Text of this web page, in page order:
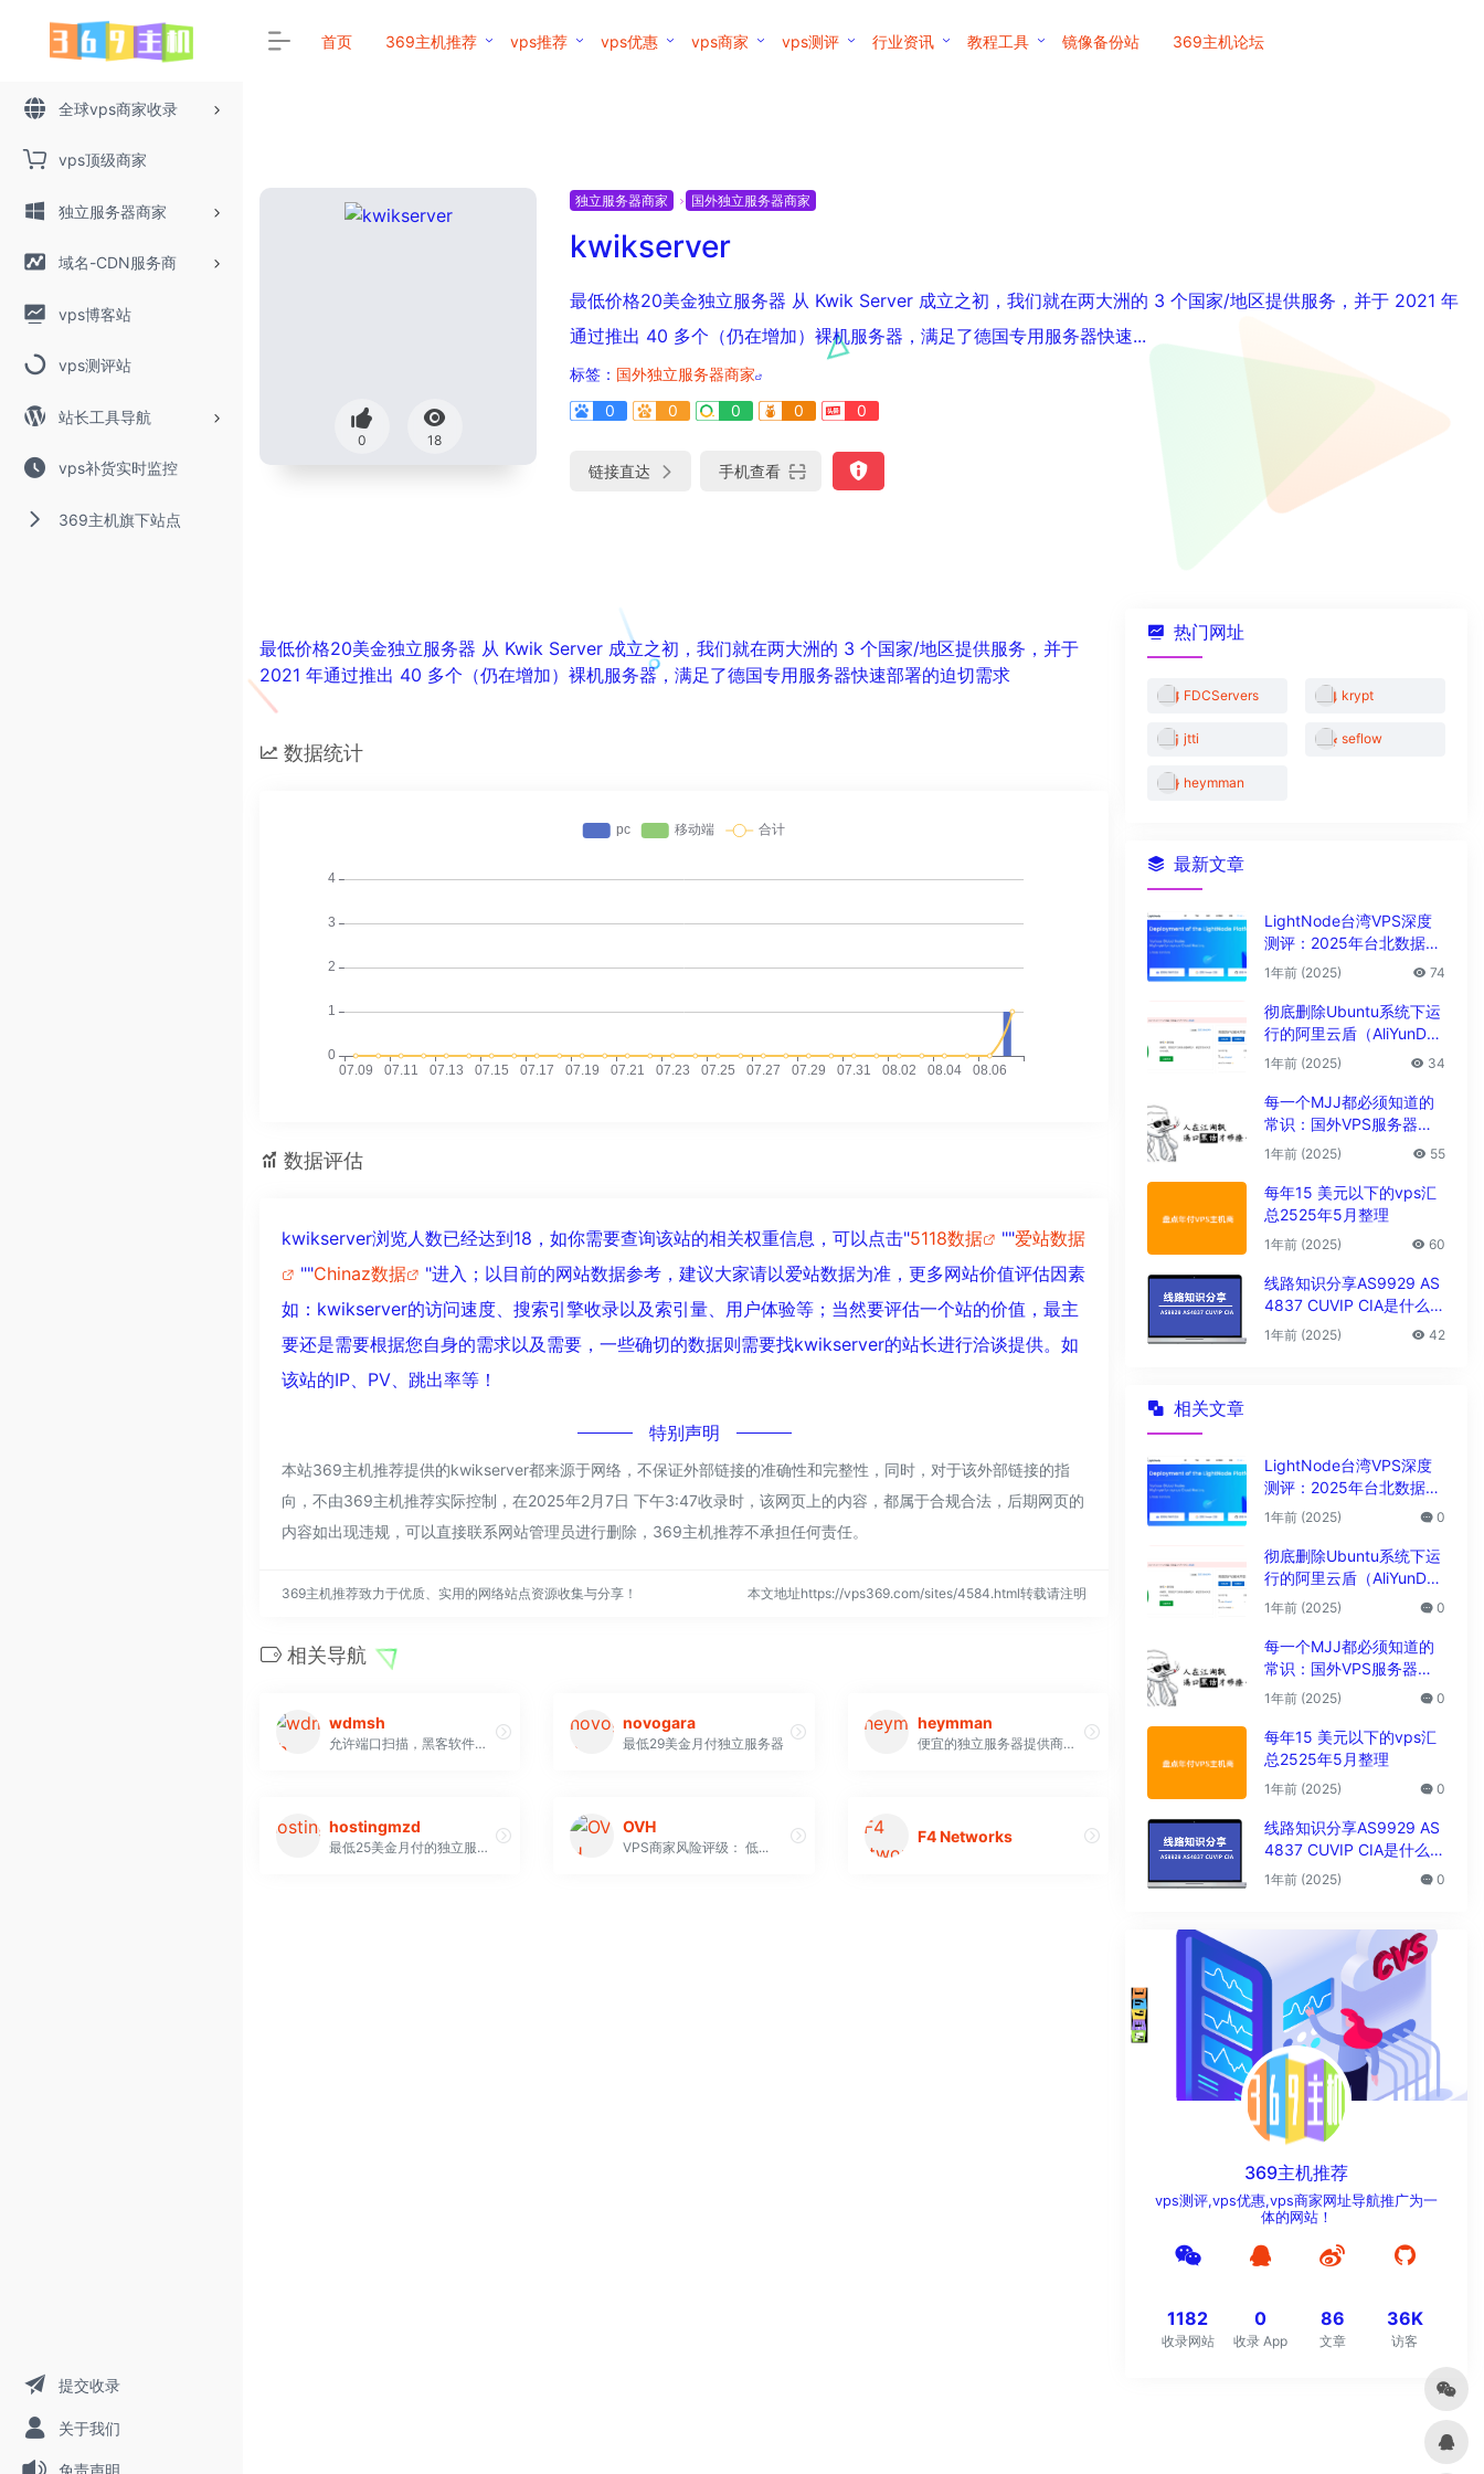
全球vps商家收录
vps顶级商家
独立服务器商家
域名-CDN服务商
vps博客站
vps测评站
站长工具导航
vps补货实时监控
369主机旗下站点
提交收录
关于我们
免责声明
首页 369主机推荐 vps推荐 vps优惠 vps商家 vps测评 行业资讯 教程工具 镜像备份站 369主机论坛
0 18
独立服务器商家 国外独立服务器商家
kwikserver
最低价格20美金独立服务器 从 Kwik Server 成立之初，我们就在两大洲的 3 个国家/地区提供服务，并于 2021 年
通过推出 40 多个（仍在增加）裸机服务器，满足了德国专用服务器快速...
标签： 国外独立服务器商家
0
0 0 0 0
链接直达 手机查看
最低价格20美金独立服务器 从 Kwik Server 成立之初，我们就在两大洲的 3 个国家/地区提供服务，并于
2021 年通过推出 40 多个（仍在增加）裸机服务器，满足了德国专用服务器快速部署的迫切需求
数据统计
数据评估
kwikserver浏览人数已经达到18，如你需要查询该站的相关权重信息，可以点击"5118数据 ""爱站数据
""Chinaz数据
"进入；以目前的网站数据参考，建议大家请以爱站数据为准，更多网站价值评估因素
如：kwikserver的访问速度、搜索引擎收录以及索引量、用户体验等；当然要评估一个站的价值，最主
要还是需要根据您自身的需求以及需要，一些确切的数据则需要找kwikserver的站长进行洽谈提供。如
该站的IP、PV、跳出率等！
特别声明
本站369主机推荐提供的kwikserver都来源于网络，不保证外部链接的准确性和完整性，同时，对于该外部链接的指
向，不由369主机推荐实际控制，在2025年2月7日 下午3:47收录时，该网页上的内容，都属于合规合法，后期网页的
内容如出现违规，可以直接联系网站管理员进行删除，369主机推荐不承担任何责任。
369主机推荐致力于优质、实用的网络站点资源收集与分享！ 本文地址https://vps369.com/sites/4584.html转载请注明
相关导航
wdmsh
允许端口扫描，黑客软件的vps提供商，提供100多个机房地点选择
novogara
最低29美金月付独立服务器
heymman
便宜的独立服务器提供商最低价格29美金月付g口服务器
hostingmzd
最低25美金月付的独立服务器
OVH
VPS商家风险评级： 低...
F4 Networks
热门网址
FDCServers krypt
jtti seflow
heymman
最新文章
LightNode台湾VPS深度
测评：2025年台北数据中
心vps性能与解锁能力全解
1年前 (2025) 74
彻底删除Ubuntu系统下运
行的阿里云盾（AliYunDu
n/Aegis）
1年前 (2025) 34
每一个MJJ都必须知道的
常识：国外VPS服务器圈
子黑话大全
1年前 (2025) 55
每年15 美元以下的vps汇
总2525年5月整理
1年前 (2025) 60
线路知识分享AS9929 AS
4837 CUVIP CIA是什么线
路?
1年前 (2025) 42
相关文章
LightNode台湾VPS深度
测评：2025年台北数据中
心vps性能与解锁能力全解
1年前 (2025) 0
彻底删除Ubuntu系统下运
行的阿里云盾（AliYunDu
n/Aegis）
1年前 (2025) 0
每一个MJJ都必须知道的
常识：国外VPS服务器圈
子黑话大全
1年前 (2025) 0
每年15 美元以下的vps汇
总2525年5月整理
1年前 (2025) 0
线路知识分享AS9929 AS
4837 CUVIP CIA是什么线
路?
1年前 (2025) 0
369主机推荐
vps测评,vps优惠,vps商家网址导航推广为一
体的网站！
1182
收录网站
0
收录 App
86
文章
36K
访客